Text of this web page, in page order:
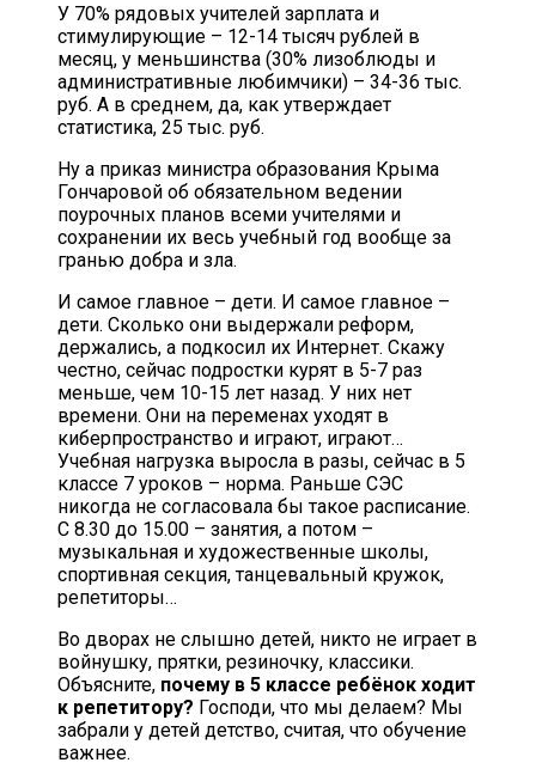
У 70% рядовых учителей зарплата и
стимулирующие – 12-14 тысяч рублей в
месяц, у меньшинства (30% лизоблюды и
административные любимчики) – 34-36 тыс.
руб. А в среднем, да, как утверждает
статистика, 25 тыс. руб.
Ну а приказ министра образования Крыма
Гончаровой об обязательном ведении
поурочных планов всеми учителями и
сохранении их весь учебный год вообще за
гранью добра и зла.
И самое главное – дети. И самое главное –
дети. Сколько они выдержали реформ,
держались, а подкосил их Интернет. Скажу
честно, сейчас подростки курят в 5-7 раз
меньше, чем 10-15 лет назад. У них нет
времени. Они на переменах уходят в
киберпространство и играют, играют…
Учебная нагрузка выросла в разы, сейчас в 5
классе 7 уроков – норма. Раньше СЭС
никогда не согласовала бы такое расписание.
С 8.30 до 15.00 – занятия, а потом –
музыкальная и художественные школы,
спортивная секция, танцевальный кружок,
репетиторы…
Во дворах не слышно детей, никто не играет в
войнушку, прятки, резиночку, классики.
Объясните, почему в 5 классе ребёнок ходит
к репетитору? Господи, что мы делаем? Мы
забрали у детей детство, считая, что обучение
важнее.